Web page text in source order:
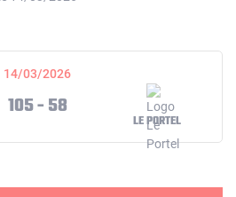
14/03/2026
105 - 58
LE PORTEL